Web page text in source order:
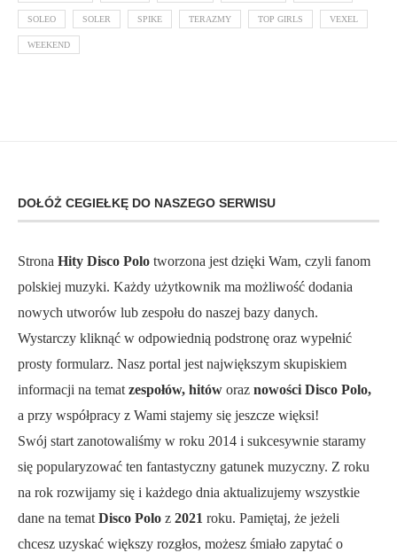
SOLEO SOLER SPIKE TERAZMY TOP GIRLS VEXEL
WEEKEND
DOŁÓŻ CEGIEŁKĘ DO NASZEGO SERWISU
Strona Hity Disco Polo tworzona jest dzięki Wam, czyli fanom
polskiej muzyki. Każdy użytkownik ma możliwość dodania
nowych utworów lub zespołu do naszej bazy danych.
Wystarczy kliknąć w odpowiednią podstronę oraz wypełnić
prosty formularz. Nasz portal jest największym skupiskiem
informacji na temat zespołów, hitów oraz nowości Disco Polo,
a przy współpracy z Wami stajemy się jeszcze więksi!
Swój start zanotowaliśmy w roku 2014 i sukcesywnie staramy
się popularyzować ten fantastyczny gatunek muzyczny. Z roku
na rok rozwijamy się i każdego dnia aktualizujemy wszystkie
dane na temat Disco Polo z 2021 roku. Pamiętaj, że jeżeli
chcesz uzyskać większy rozgłos, możesz śmiało zapytać o